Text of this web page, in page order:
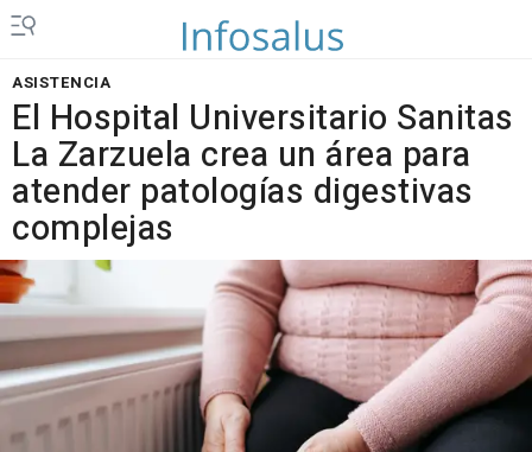
ASISTENCIA
El Hospital Universitario Sanitas
La Zarzuela crea un área para
atender patologías digestivas
complejas